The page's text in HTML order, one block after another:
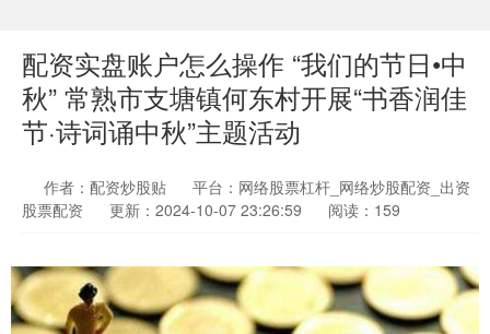
配资实盘账户怎么操作 “我们的节日•中
秋” 常熟市支塘镇何东村开展“书香润佳
节·诗词诵中秋”主题活动
作者：配资炒股贴
平台：网络股票杠杆_网络炒股配资_出资
股票配资
更新：2024-10-07 23:26:59 阅读：159